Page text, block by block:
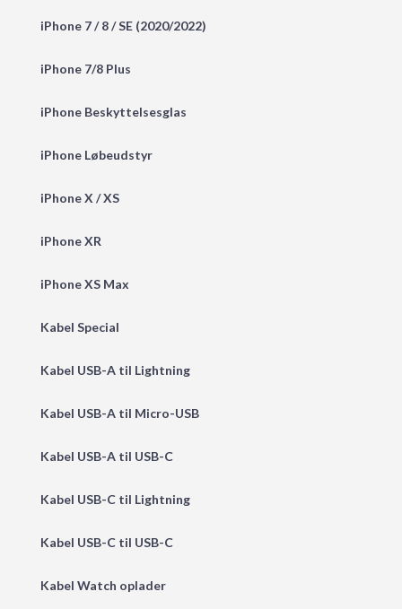
iPhone 7 / 8 / SE (2020/2022)
iPhone 7/8 Plus
iPhone Beskyttelsesglas
iPhone Løbeudstyr
iPhone X / XS
iPhone XR
iPhone XS Max
Kabel Special
Kabel USB-A til Lightning
Kabel USB-A til Micro-USB
Kabel USB-A til USB-C
Kabel USB-C til Lightning
Kabel USB-C til USB-C
Kabel Watch oplader